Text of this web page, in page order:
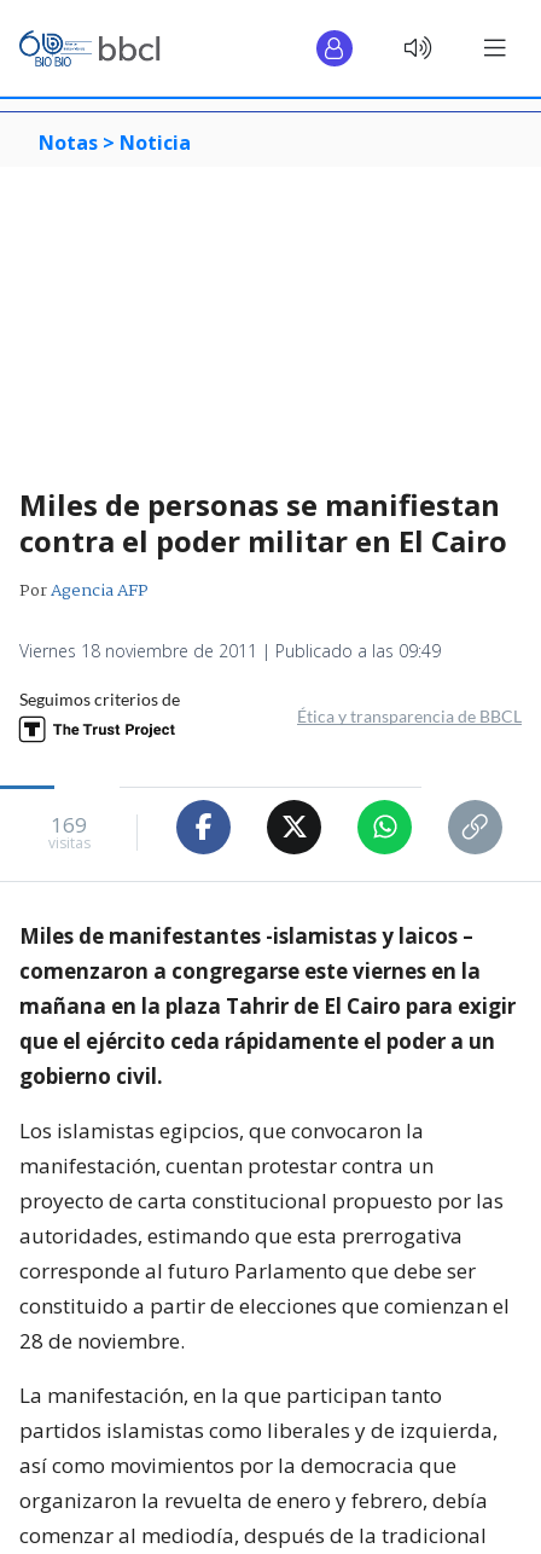
Notas > Noticia
Miles de personas se manifiestan
contra el poder militar en El Cairo
PorAgencia AFP
Viernes 18 noviembre de 2011 | Publicado a las 09:49
Seguimos criterios de
Ética y transparencia de BBCL
169
visitas
Miles de manifestantes -islamistas y laicos –
comenzaron a congregarse este viernes en la
mañana en la plaza Tahrir de El Cairo para exigir
que el ejército ceda rápidamente el poder a un
gobierno civil.
Los islamistas egipcios, que convocaron la
manifestación, cuentan protestar contra un
proyecto de carta constitucional propuesto por las
autoridades, estimando que esta prerrogativa
corresponde al futuro Parlamento que debe ser
constituido a partir de elecciones que comienzan el
28 de noviembre.
La manifestación, en la que participan tanto
partidos islamistas como liberales y de izquierda,
así como movimientos por la democracia que
organizaron la revuelta de enero y febrero, debía
comenzar al mediodía, después de la tradicional